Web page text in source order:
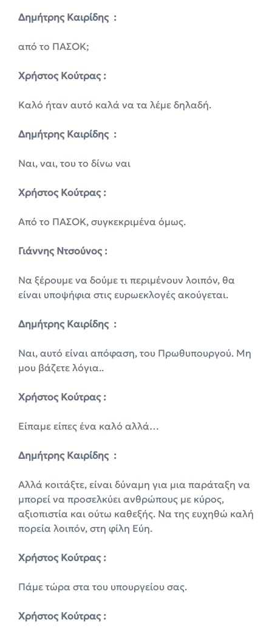
Δημήτρης Καιρίδης :
από το ΠΑΣΟΚ;
Χρήστος Κούτρας :
Καλό ήταν αυτό καλά να τα λέμε δηλαδή.
Δημήτρης Καιρίδης :
Ναι, ναι, του το δίνω ναι
Χρήστος Κούτρας :
Από το ΠΑΣΟΚ, συγκεκριμένα όμως.
Γιάννης Ντσούνος :
Να ξέρουμε να δούμε τι περιμένουν λοιπόν, θα
είναι υποψήφια στις ευρωεκλογές ακούγεται.
Δημήτρης Καιρίδης :
Ναι, αυτό είναι απόφαση, του Πρωθυπουργού. Μη
μου βάζετε λόγια..
Χρήστος Κούτρας :
Είπαμε είπες ένα καλό αλλά…
Δημήτρης Καιρίδης :
Αλλά κοιτάξτε, είναι δύναμη για μια παράταξη να
μπορεί να προσελκύει ανθρώπους με κύρος,
αξιοπιστία και ούτω καθεξής. Να της ευχηθώ καλή
πορεία λοιπόν, στη φίλη Εύη.
Χρήστος Κούτρας :
Πάμε τώρα στα του υπουργείου σας.
Χρήστος Κούτρας :